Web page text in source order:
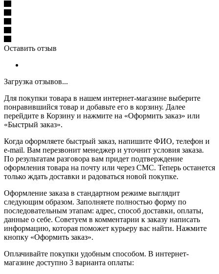
Оставить отзыв
Загрузка отзывов...
Для покупки товара в нашем интернет-магазине выберите
понравившийся товар и добавьте его в корзину. Далее
перейдите в Корзину и нажмите на «Оформить заказ» или
«Быстрый заказ».
Когда оформляете быстрый заказ, напишите ФИО, телефон и
e-mail. Вам перезвонит менеджер и уточнит условия заказа.
По результатам разговора вам придет подтверждение
оформления товара на почту или через СМС. Теперь останется
только ждать доставки и радоваться новой покупке.
Оформление заказа в стандартном режиме выглядит
следующим образом. Заполняете полностью форму по
последовательным этапам: адрес, способ доставки, оплаты,
данные о себе. Советуем в комментарии к заказу написать
информацию, которая поможет курьеру вас найти. Нажмите
кнопку «Оформить заказ».
Оплачивайте покупки удобным способом. В интернет-
магазине доступно 3 варианта оплаты: